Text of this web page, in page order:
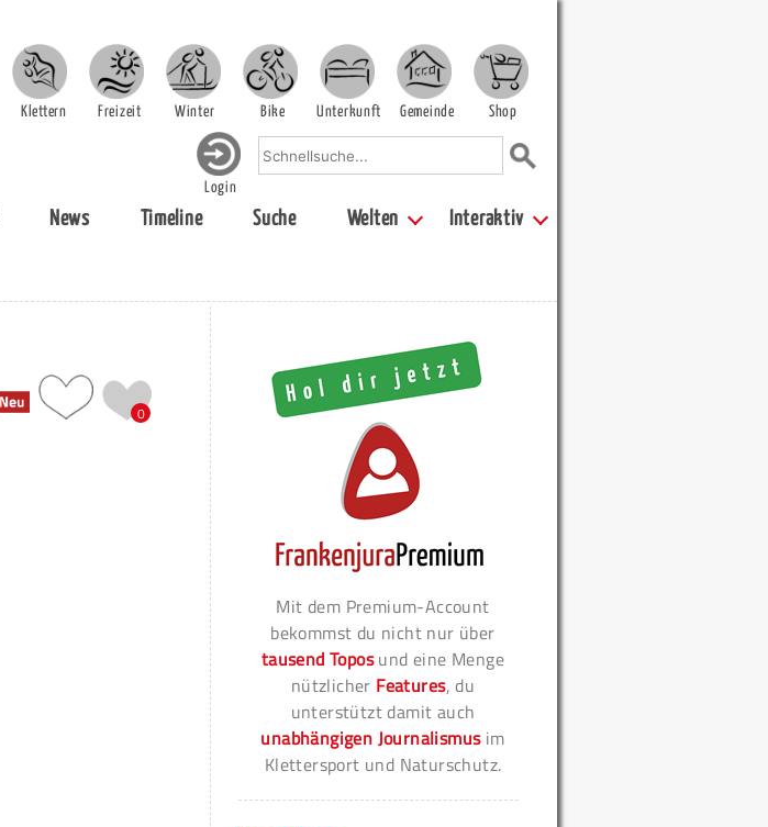
Klettern Freizeit Winter Bike Unterkunft Gemeinde Shop
Login
News Timeline Suche Welten Interaktiv
0
Mit dem Premium-Account
bekommst du nicht nur über
tausend Toposund eine Menge
nützlicher Features, du
unterstützt damit auch
unabhängigen Journalismusim
Klettersport und Naturschutz.